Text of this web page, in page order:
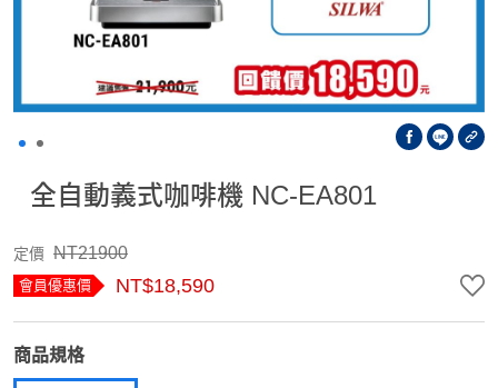
全自動義式咖啡機 NC-EA801
定價 NT21900
會員優惠價 NT$18,590
商品規格